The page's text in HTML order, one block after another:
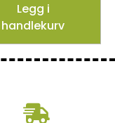
Legg i
handlekurv